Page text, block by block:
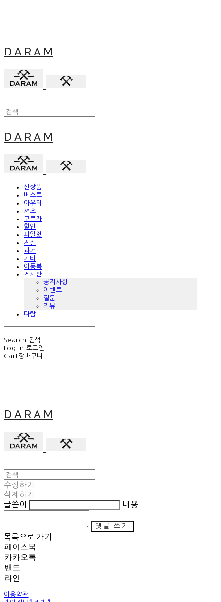
D A R A M
D A R A M
신상품
베스트
아우터
셔츠
구르카
할인
파일럿
계절
과거
기타
아동복
게시판
공지사항
이벤트
질문
리뷰
다람
Search
검색
Log In 로그인
Cart장바구니
D A R A M
수정하기
삭제하기
글쓴이
내용
댓글 쓰기
목록으로 가기
페이스북
카카오톡
밴드
라인
이용약관